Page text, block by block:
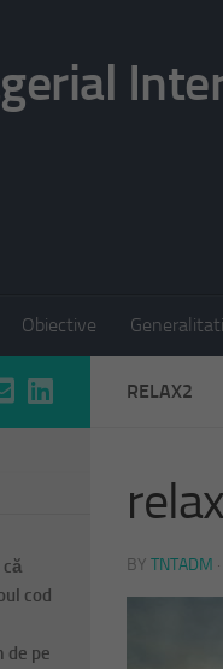
Obiective Generalitati
RELAX2
BY TNTADM ·
cod
de pe